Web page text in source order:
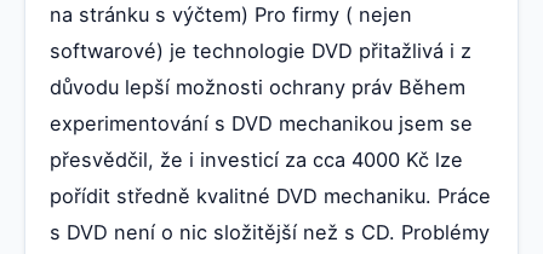
na stránku s výčtem) Pro firmy ( nejen
softwarové) je technologie DVD přitažlivá i z
důvodu lepší možnosti ochrany práv Během
experimentování s DVD mechanikou jsem se
přesvědčil, že i investicí za cca 4000 Kč lze
pořídit středně kvalitné DVD mechaniku. Práce
s DVD není o nic složitější než s CD. Problémy